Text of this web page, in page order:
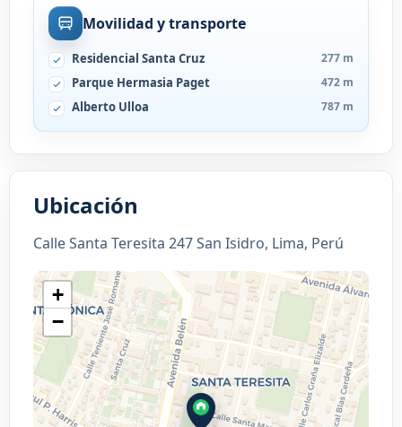
Movilidad y transporte
Residencial Santa Cruz 277 m
Parque Hermasia Paget 472 m
Alberto Ulloa 787 m
Ubicación
Calle Santa Teresita 247 San Isidro, Lima, Perú
+
−